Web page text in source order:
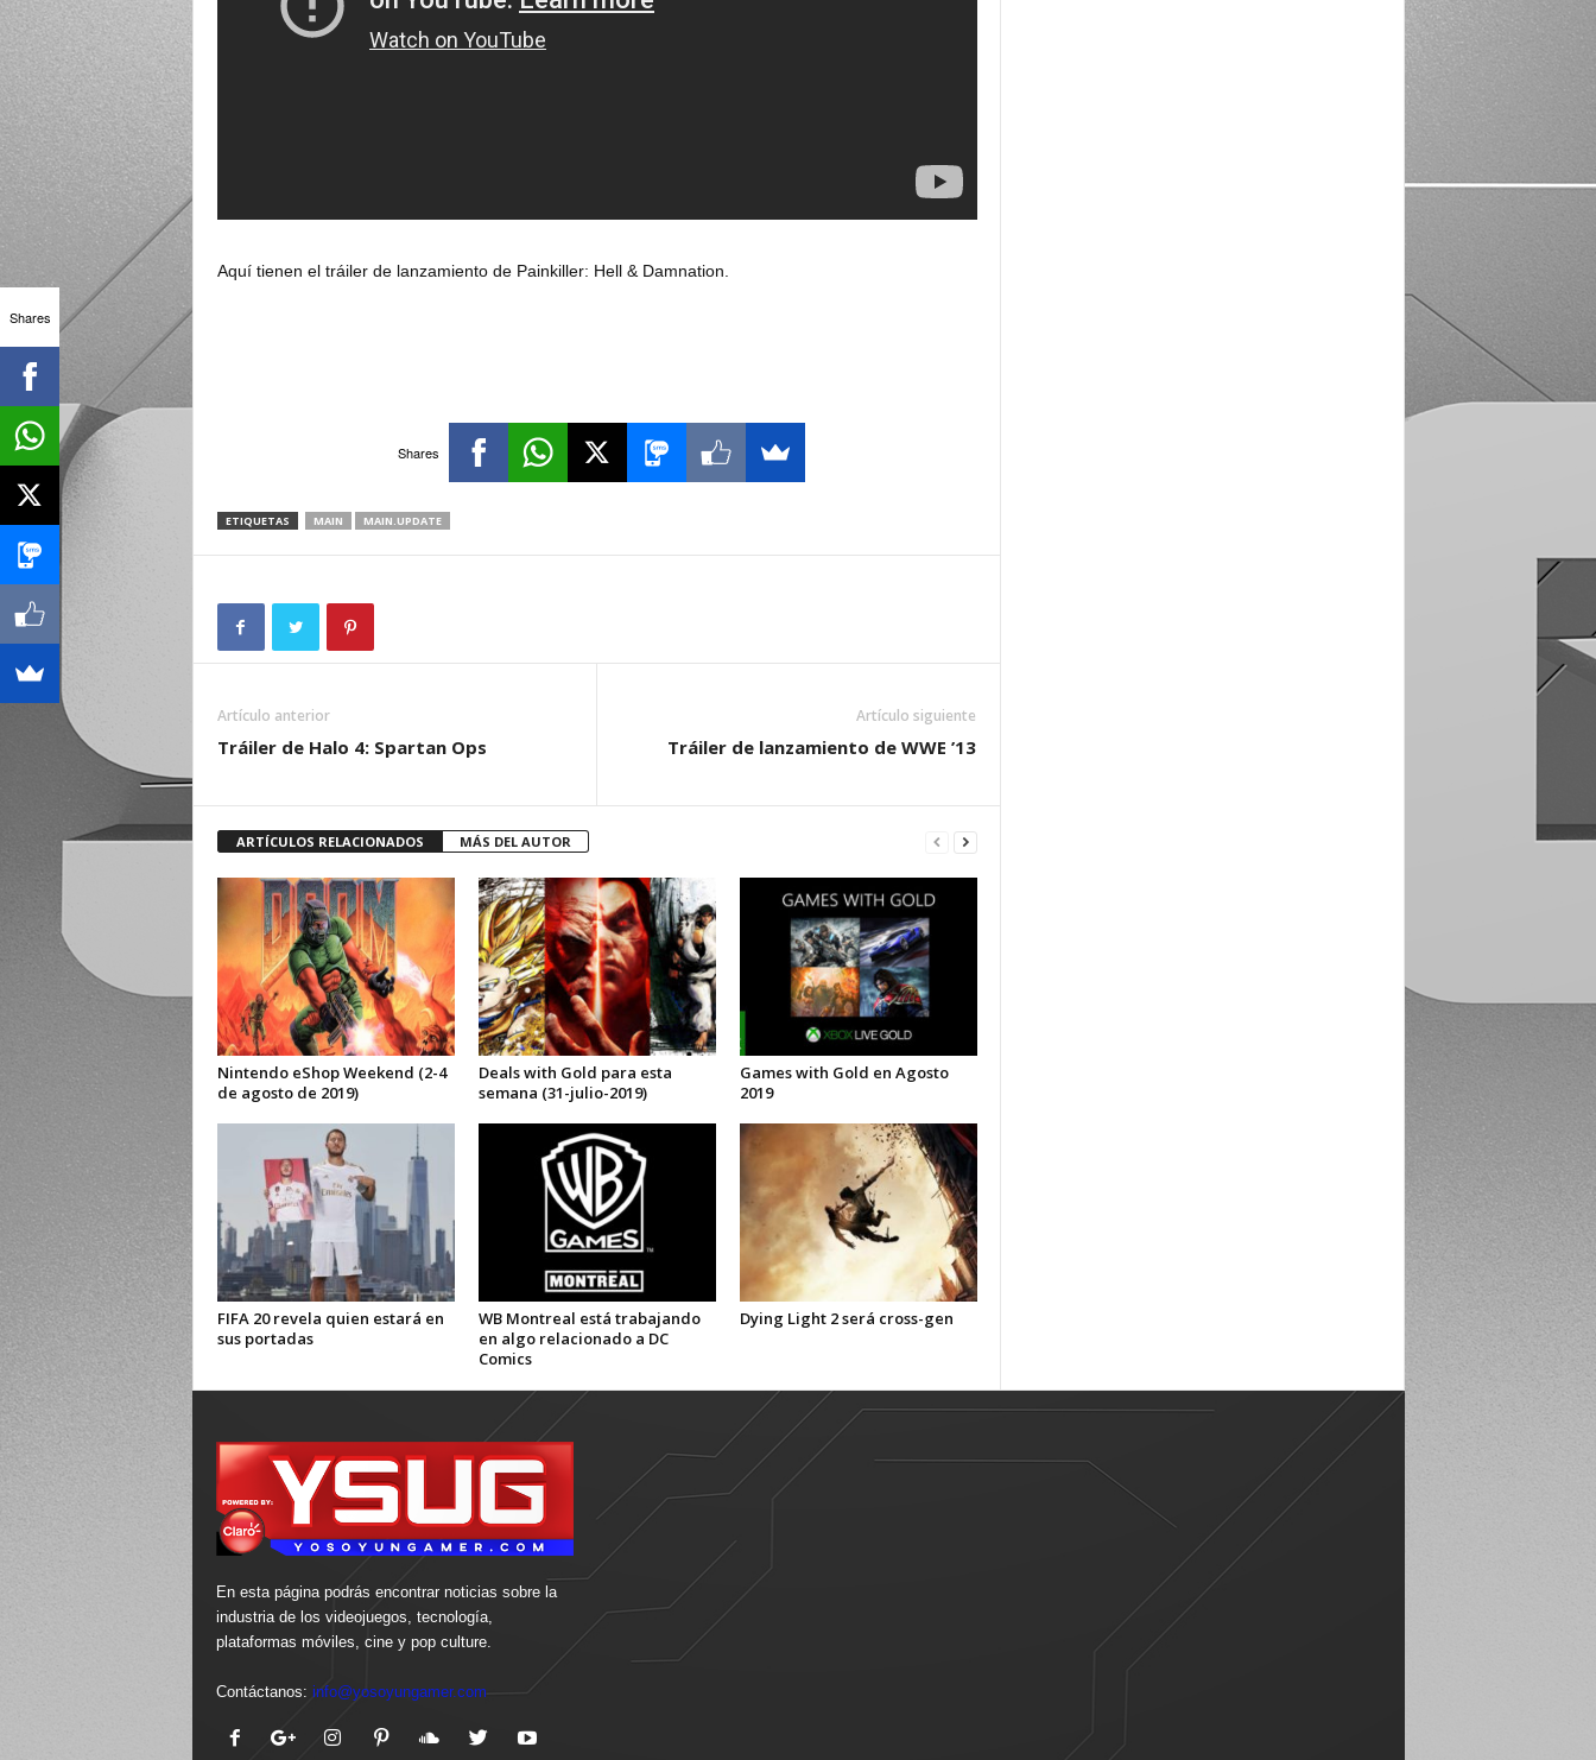
Aquí tienen el tráiler de lanzamiento de Painkiller: Hell & Damnation.
Shares
ETIQUETAS MAIN MAIN.UPDATE
Artículo anterior
Tráiler de Halo 4: Spartan Ops
Artículo siguiente
Tráiler de lanzamiento de WWE ’13
ARTÍCULOS RELACIONADOS MÁS DEL AUTOR
Nintendo eShop Weekend (2-4
de agosto de 2019)
Deals with Gold para esta
semana (31-julio-2019)
Games with Gold en Agosto
2019
FIFA 20 revela quien estará en
sus portadas
WB Montreal está trabajando
en algo relacionado a DC
Comics
Dying Light 2 será cross-gen
En esta página podrás encontrar noticias sobre la
industria de los videojuegos, tecnología,
plataformas móviles, cine y pop culture.
Contáctanos: info@yosoyungamer.com
Shares